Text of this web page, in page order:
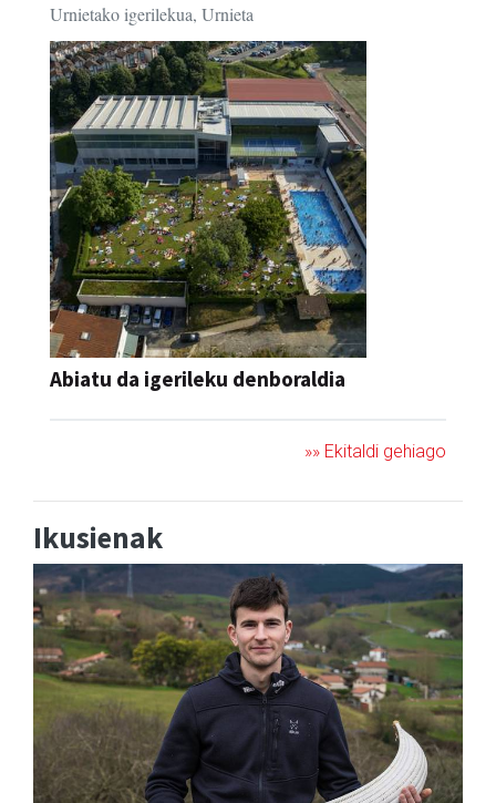
Urnietako igerilekua, Urnieta
Abiatu da igerileku denboraldia
»» Ekitaldi gehiago
Ikusienak